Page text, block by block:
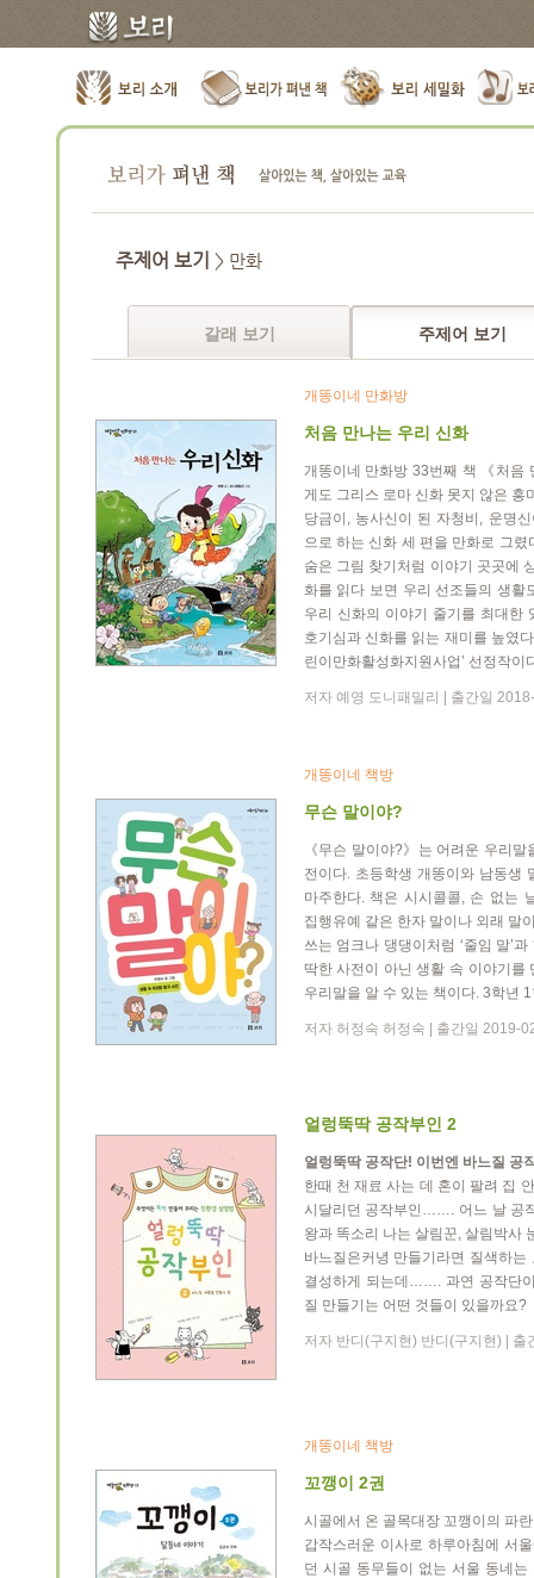
주제어 보기 > 만화
갈래 보기 주제어 보기
개똥이네 만화방
처음 만나는 우리 신화
개똥이네 만화방 33번째 책 《처음
게도 그리스 로마 신화 못지 않은 흥
당금이, 농사신이 된 자청비, 운명
으로 하는 신화 세 편을 만화로 그
숨은 그림 찾기처럼 이야기 곳곳에
화를 읽다 보면 우리 선조들의 생활
우리 신화의 이야기 줄기를 최대한
호기심과 신화를 읽는 재미를 높였
린이만화활성화지원사업’ 선정작이
저자 예영 도니패밀리 | 출간일
개똥이네 책방
무슨 말이야?
《무슨 말이야?》는 어려운 우리
전이다. 초등학생 개똥이와 남동생
마주한다. 책은 시시콜콜, 손 없는
집행유예 같은 한자 말이나 외래 말
쓰는 엄크나 댕댕이처럼 ‘줄임 말’
딱한 사전이 아닌 생활 속 이야기를
우리말을 알 수 있는 책이다. 3학년
저자 허정숙 허정숙 | 출간일 2019-
얼렁뚝딱 공작부인 2
얼렁뚝딱 공작단! 이번엔 바느질 공
한때 천 재료 사는 데 혼이 팔려 집
시달리던 공작부인……. 어느 날 공
왕과 똑소리 나는 살림꾼, 살림박사
바느질은커녕 만들기라면 질색하는
결성하게 되는데……. 과연 공작단
질 만들기는 어떤 것들이 있을까요?
저자 반디(구지현) 반디(구지현) |
개똥이네 책방
꼬깽이 2권
시골에서 온 골목대장 꼬깽이의 파
갑작스러운 이사로 하루아침에 서
던 시골 동무들이 없는 서울 동네